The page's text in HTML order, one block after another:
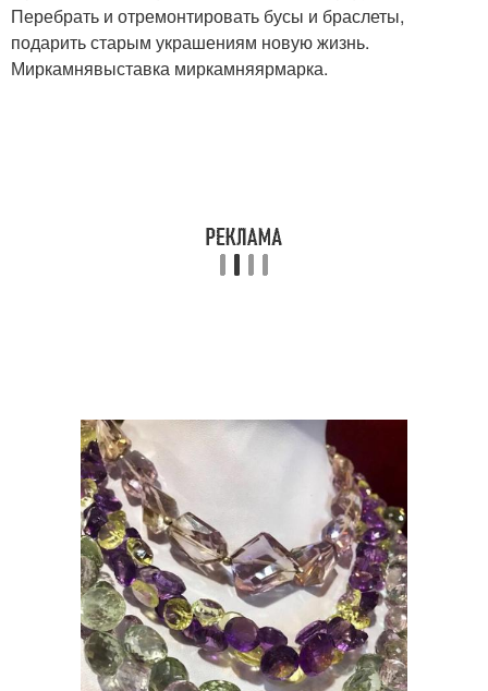
Перебрать и отремонтировать бусы и браслеты,
подарить старым украшениям новую жизнь.
Миркамнявыставка миркамняярмарка.